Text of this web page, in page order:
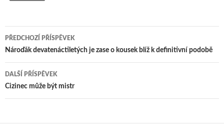
Navigace
pro
příspěvek
PŘEDCHOZÍ PŘÍSPĚVEK
Nároďák devatenáctiletých je zase o kousek blíž k definitivní podobě
DALŠÍ PŘÍSPĚVEK
Cizinec může být mistr